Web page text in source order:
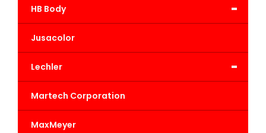
-
HB Body
Jusacolor
-
Lechler
Martech Corporation
MaxMeyer